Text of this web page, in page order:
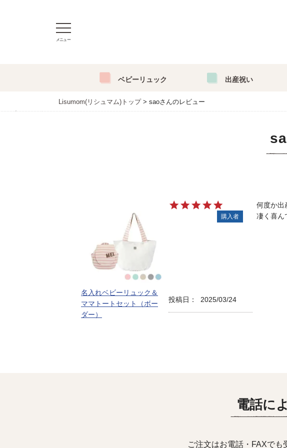
メニュー
ベビーリュック 出産祝い
Lisumom(リシュマム)トップ saoさんのレビュー
名入れベビーリュック＆
ママトートセット（ボー
ダー）
購入者
投稿日 2025/03/24
何度か出
電話に
ご注文はお電話・FAXでも